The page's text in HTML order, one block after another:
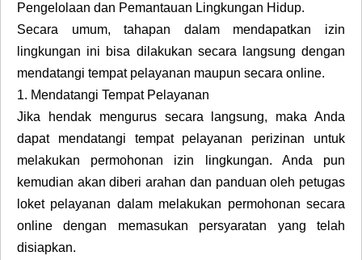
Pengelolaan dan Pemantauan Lingkungan Hidup.
Secara umum, tahapan dalam mendapatkan izin
lingkungan ini bisa dilakukan secara langsung dengan
mendatangi tempat pelayanan maupun secara online.
1. Mendatangi Tempat Pelayanan
Jika hendak mengurus secara langsung, maka Anda
dapat mendatangi tempat pelayanan perizinan untuk
melakukan permohonan izin lingkungan. Anda pun
kemudian akan diberi arahan dan panduan oleh petugas
loket pelayanan dalam melakukan permohonan secara
online dengan memasukan persyaratan yang telah
disiapkan.